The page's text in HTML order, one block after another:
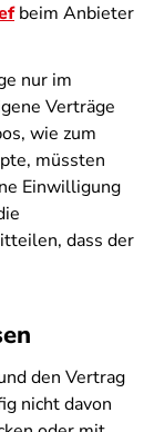
beim Anbieter
nur im
Verträge
wie zum
müssten
Einwilligung
dass der
den Vertrag
nicht davon